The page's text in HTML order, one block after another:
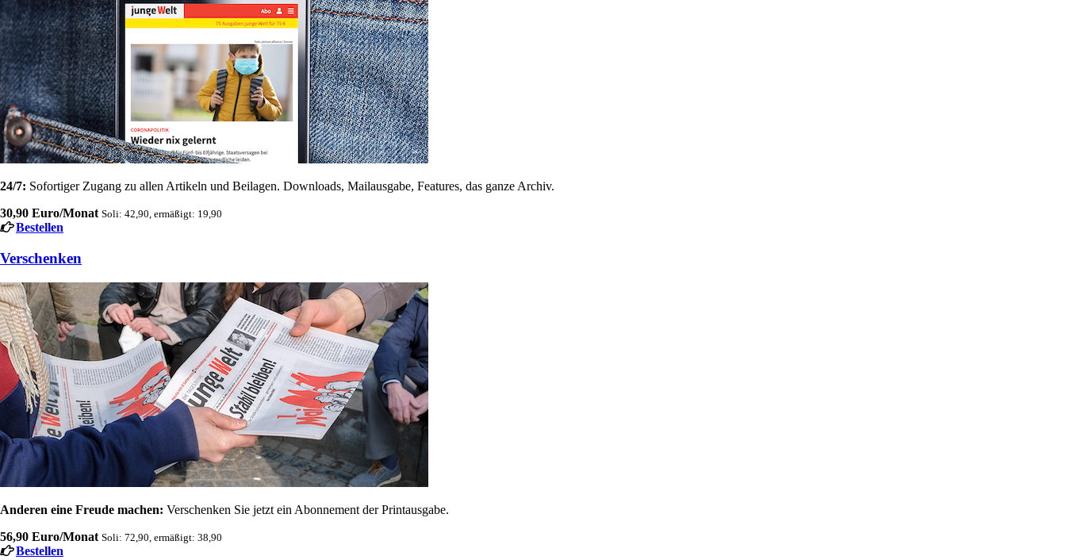
24/7: Sofortiger Zugang zu allen Artikeln und Beilagen. Downloads, Mailausgabe, Features, das ganze Archiv.
30,90 Euro/Monat Soli: 42,90, ermäßigt: 19,90
Bestellen
Verschenken
Anderen eine Freude machen: Verschenken Sie jetzt ein Abonnement der Printausgabe.
56,90 Euro/Monat Soli: 72,90, ermäßigt: 38,90
Bestellen